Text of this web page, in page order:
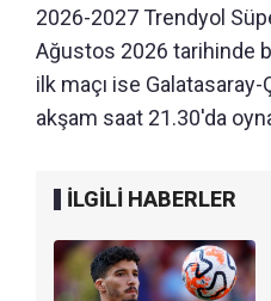
2026-2027 Trendyol
Ağustos 2026 tarihinde
ilk maçı ise Galatasaray-
akşam saat 21.30'da
İLGİLİ HABERLER